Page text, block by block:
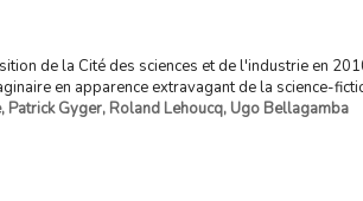
de la Cité des sciences et de l'industrie en
en apparence extravagant de la science-
, Patrick Gyger, Roland Lehoucq, Ugo Bellagamba